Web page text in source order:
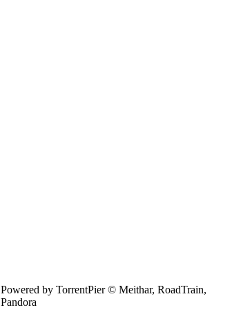
Powered by TorrentPier © Meithar, RoadTrain,
Pandora